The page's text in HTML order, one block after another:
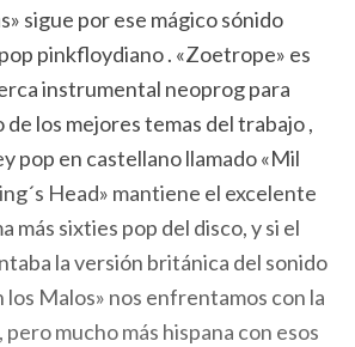
sigue por ese mágico sónido
pinkfloydiano . «Zoetrope» es
instrumental neoprog para
los mejores temas del trabajo ,
pop en castellano llamado «Mil
Head» mantiene el excelente
más sixties pop del disco, y si el
la versión británica del sonido
los Malos» nos enfrentamos con la
mucho más hispana con esos